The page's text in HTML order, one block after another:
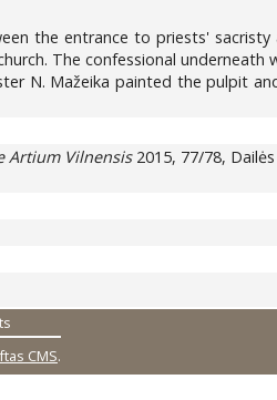
the entrance to priests' sacristy
The confessional underneath
N. Mažeika painted the pulpit
Artium Vilnensis2015, 77/78,
CMS.